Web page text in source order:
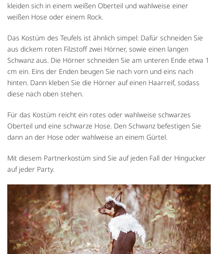
kleiden sich in einem weißen Oberteil und wahlweise einer
weißen Hose oder einem Rock.
Das Kostüm des Teufels ist ähnlich simpel: Dafür schneiden Sie
aus dickem roten Filzstoff zwei Hörner, sowie einen langen
Schwanz aus. Die Hörner schneiden Sie am unteren Ende etwa 1
cm ein. Eins der Enden beugen Sie nach vorn und eins nach
hinten. Dann kleben Sie die Hörner auf einen Haarreif, sodass
diese nach oben stehen.
Für das Kostüm reicht ein rotes oder wahlweise schwarzes
Oberteil und eine schwarze Hose. Den Schwanz befestigen Sie
dann an der Hose oder wahlweise an einem Gürtel.
Mit diesem Partnerkostüm sind Sie auf jeden Fall der Hingucker
auf jeder Party.